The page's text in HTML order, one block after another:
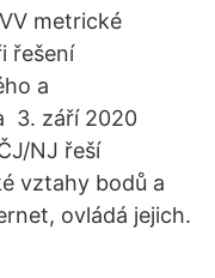
metrické
řešení
a
3. září 2020
NJ řeší
vztahy bodů a
ovládá jejich.